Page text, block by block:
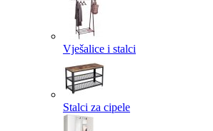
Vješalice i stalci
Stalci za cipele